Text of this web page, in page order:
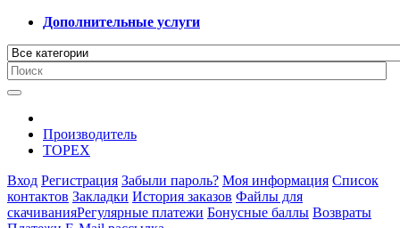
Дополнительные услуги
Производитель
TOPEX
Вход Регистрация Забыли пароль? Моя информация Список
контактов Закладки История заказов Файлы для
скачиванияРегулярные платежи Бонусные баллы Возвраты